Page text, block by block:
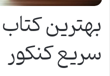
بهترین
سریع کنکور